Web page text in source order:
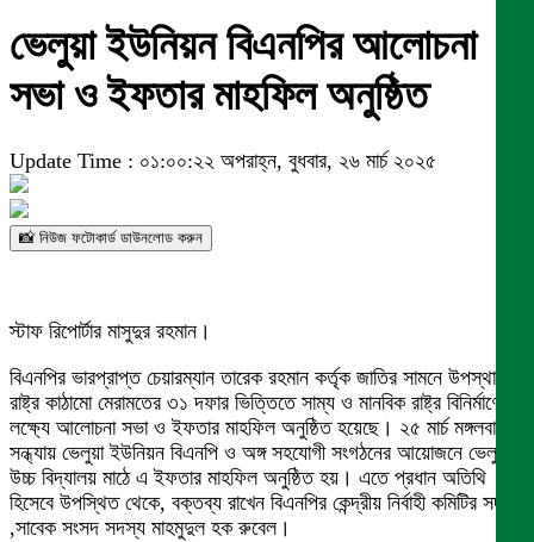
ভেলুয়া ইউনিয়ন বিএনপির আলোচনা
সভা ও ইফতার মাহফিল অনুষ্ঠিত
Update Time : ০১:০০:২২ অপরাহ্ন, বুধবার, ২৬ মার্চ ২০২৫
📸 নিউজ ফটোকার্ড ডাউনলোড করুন
স্টাফ রিপোর্টার মাসুদুর রহমান।
বিএনপির ভারপ্রাপ্ত চেয়ারম্যান তারেক রহমান কর্তৃক জাতির সামনে উপস্থাপিত
রাষ্ট্র কাঠামো মেরামতের ৩১ দফার ভিত্তিতে সাম্য ও মানবিক রাষ্ট্র বিনির্মাণের
লক্ষ্যে আলোচনা সভা ও ইফতার মাহফিল অনুষ্ঠিত হয়েছে। ২৫ মার্চ মঙ্গলবার
সন্ধ্যায় ভেলুয়া ইউনিয়ন বিএনপি ও অঙ্গ সহযোগী সংগঠনের আয়োজনে ভেলুয়া
উচ্চ বিদ্যালয় মাঠে এ ইফতার মাহফিল অনুষ্ঠিত হয়। এতে প্রধান অতিথি
হিসেবে উপস্থিত থেকে, বক্তব্য রাখেন বিএনপির কেন্দ্রীয় নির্বাহী কমিটির সদস্য
,সাবেক সংসদ সদস্য মাহমুদুল হক রুবেল।